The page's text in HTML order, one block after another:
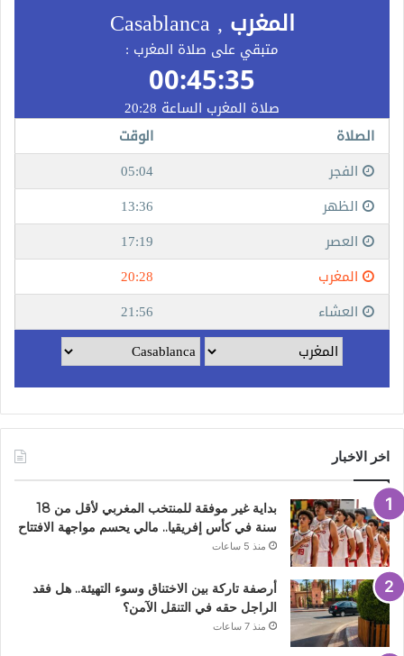
اخر الاخبار
بداية غير موفقة للمنتخب المغربي لأقل من 18
سنة في كأس إفريقيا.. مالي يحسم مواجهة الافتتاح
منذ 5 ساعات
أرصفة تاركة بين الاختناق وسوء التهيئة.. هل فقد
الراجل حقه في التنقل الآمن؟
منذ 7 ساعات